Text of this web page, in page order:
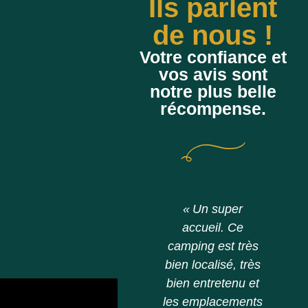
Ils parlent
de nous !
Votre confiance et
vos avis sont
notre plus belle
récompense.
agréable, au
« Un super
accueil. Ce
camping est très
bien localisé, très
bien entretenu et
les emplacements